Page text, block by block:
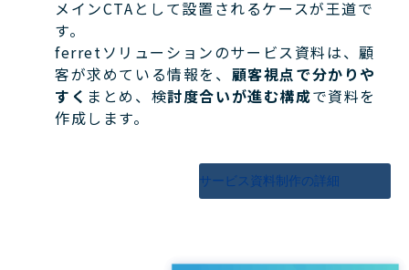
メインCTAとして設置されるケースが王道で
す。
ferretソリューションのサービス資料は、顧
客が求めている情報を、 顧客視点で分かりや
すく まとめ、検討度合いが進む構成で資料を
作成します。
サービス資料制作の詳細